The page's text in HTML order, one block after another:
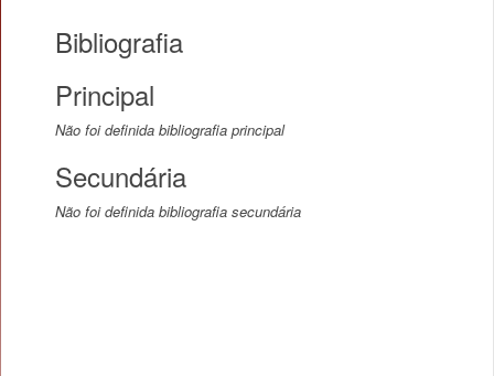
Bibliografia
Principal
Não foi definida bibliografia principal
Secundária
Não foi definida bibliografia secundária